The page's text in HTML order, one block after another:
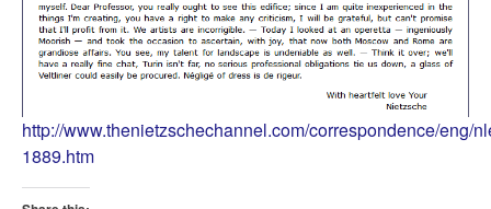
http://www.thenietzschechannel.com/correspondence/eng/
1889.htm